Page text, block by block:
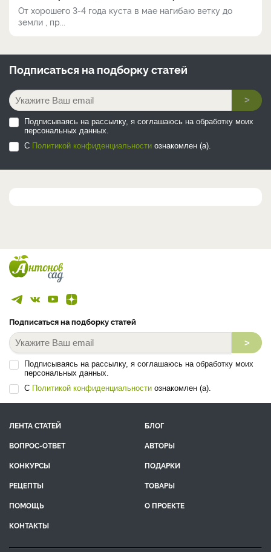
От хорошего 3-4 года куста в мае нагибаю ветку до
земли , пр...
Подписаться на подборку статей
>
Подписываясь на рассылку, я соглашаюсь на обработку моих
персональных данных.
С Политикой конфиденциальности ознакомлен (а).
Подписаться на подборку статей
>
Подписываясь на рассылку, я соглашаюсь на обработку моих
персональных данных.
С Политикой конфиденциальности ознакомлен (а).
ЛЕНТА СТАТЕЙ
БЛОГ
ВОПРОС-ОТВЕТ
АВТОРЫ
КОНКУРСЫ
ПОДАРКИ
РЕЦЕПТЫ
ТОВАРЫ
ПОМОЩЬ
О ПРОЕКТЕ
КОНТАКТЫ